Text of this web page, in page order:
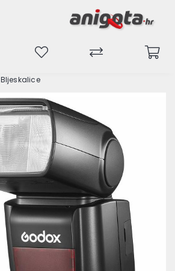
Bljeskalice